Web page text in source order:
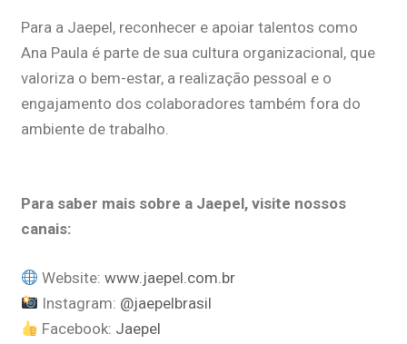
Para a Jaepel, reconhecer e apoiar talentos como
Ana Paula é parte de sua cultura organizacional, que
valoriza o bem-estar, a realização pessoal e o
engajamento dos colaboradores também fora do
ambiente de trabalho.
Para saber mais sobre a Jaepel, visite nossos
canais:
Website:www.jaepel.com.br
Instagram: @jaepelbrasil
Facebook: Jaepel